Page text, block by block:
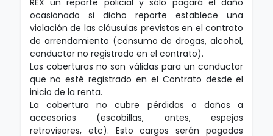
REX un reporte policial y sólo pagará el daño
ocasionado si dicho reporte establece una
violación de las cláusulas previstas en el contrato
de arrendamiento (consumo de drogas, alcohol,
conductor no registrado en el contrato).
Las coberturas no son válidas para un conductor
que no esté registrado en el Contrato desde el
inicio de la renta.
La cobertura no cubre pérdidas o daños a
accesorios (escobillas, antes, espejos
retrovisores, etc). Esto cargos serán pagados